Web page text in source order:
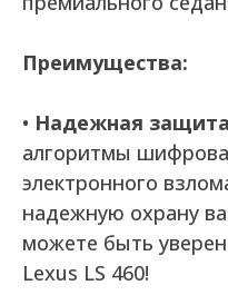
Преимущества:
• Надежная
алгоритмы
электронного
надежную охрану
можете быть
Lexus LS 460!